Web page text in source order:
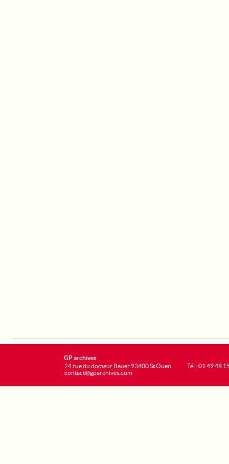
GP archives
24 rue du docteur Bauer 93400 St Ouen
contact@gparchives.com
Tél : 01 49 48